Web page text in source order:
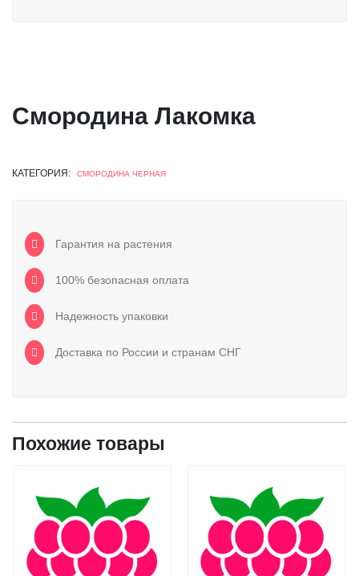
Смородина Лакомка
КАТЕГОРИЯ: СМОРОДИНА ЧЕРНАЯ
Гарантия на растения
100% безопасная оплата
Надежность упаковки
Доставка по России и странам СНГ
Похожие товары